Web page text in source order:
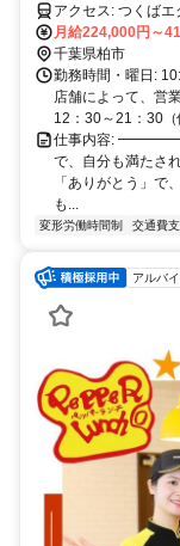
アクセス: つくばエクスプレス線「柏の葉キャンパス」駅西口：徒歩1
分
月給224,000円～
千葉県柏市
勤務時間・曜日:
店舗によって、営
12：30～21：30
仕事内容:
で、自分も満たさ
「ありがとう」で
も...
変形労働時間制 交通費
アルバ